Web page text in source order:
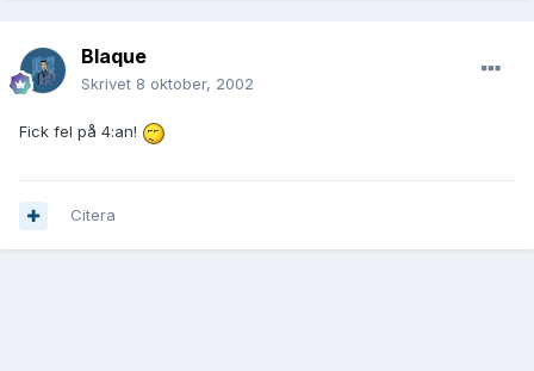
Blaque
Skrivet 8 oktober, 2002
Fick fel på 4:an!
Citera